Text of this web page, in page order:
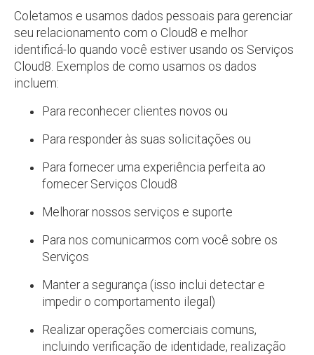
Coletamos e usamos dados pessoais para gerenciar
seu relacionamento com o Cloud8 e melhor
identificá-lo quando você estiver usando os Serviços
Cloud8. Exemplos de como usamos os dados
incluem:
Para reconhecer clientes novos ou
Para responder às suas solicitações ou
Para fornecer uma experiência perfeita ao
fornecer Serviços Cloud8
Melhorar nossos serviços e suporte
Para nos comunicarmos com você sobre os
Serviços
Manter a segurança (isso inclui detectar e
impedir o comportamento ilegal)
Realizar operações comerciais comuns,
incluindo verificação de identidade, realização